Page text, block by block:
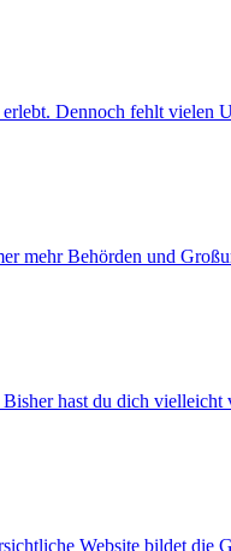
Dennoch fehlt vielen
mehr Behörden und
hast du dich
Website bildet die